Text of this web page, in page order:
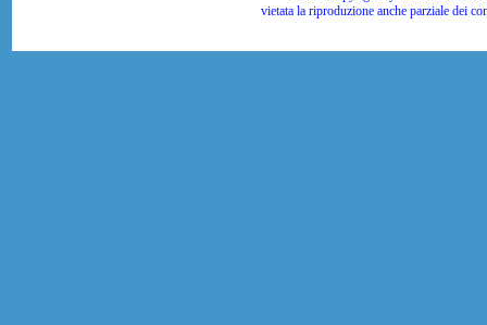
vietata la riproduzione anche parziale dei